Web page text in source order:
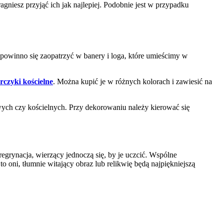
przyjąć ich jak najlepiej. Podobnie jest w przypadku
się zaopatrzyć w banery i loga, które umieścimy w
kościelne. Można kupić je w różnych kolorach i zawiesić na
czy kościelnych. Przy dekorowaniu należy kierować się
wierzący jednoczą się, by je uczcić. Wspólne
oni, tłumnie witający obraz lub relikwię będą najpiękniejszą